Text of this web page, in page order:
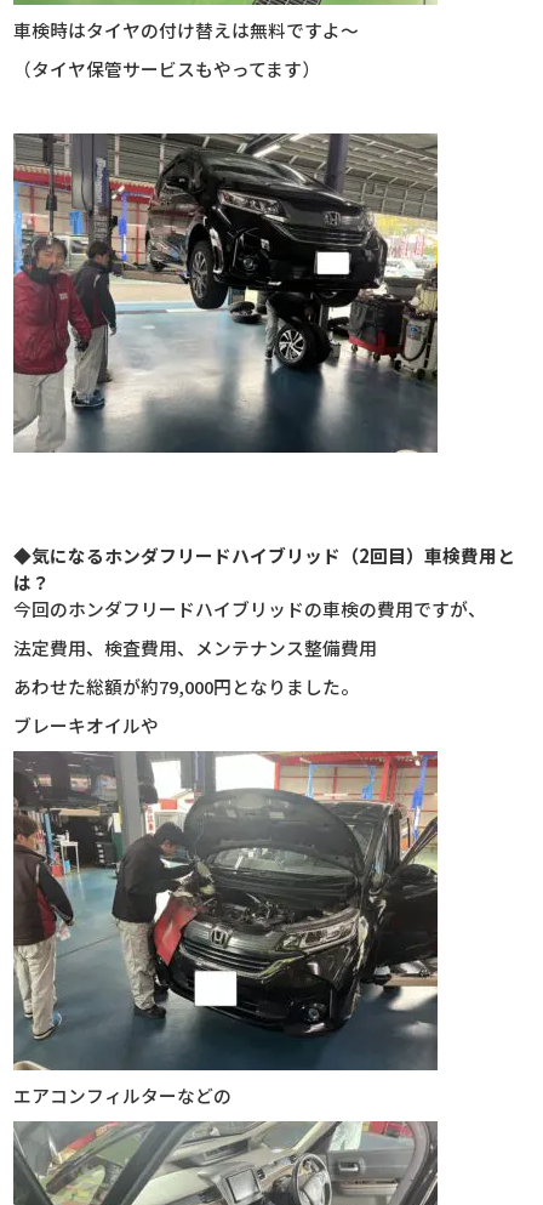
車検時はタイヤの付け替えは無料ですよ～
（タイヤ保管サービスもやってます）
◆気になるホンダフリードハイブリッド（2回目）車検費用と
は？
今回のホンダフリードハイブリッドの車検の費用ですが、
法定費用、検査費用、メンテナンス整備費用
あわせた総額が約79,000円となりました。
ブレーキオイルや
エアコンフィルターなどの